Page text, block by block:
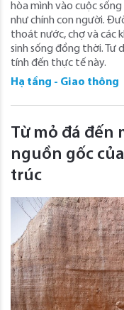
hòa mình vào cuộc
như chính con người.
thoát nước, chợ và các
sinh sống đồng thời. Tư
tính đến thực tế này.
Hạ tầng - Giao thông
Từ mỏ đá đến
nguồn gốc
trúc